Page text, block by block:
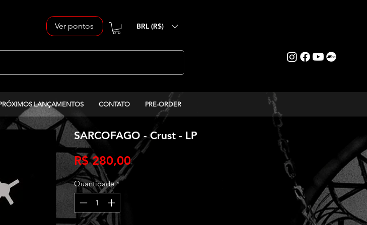
Ver pontos BRL (R$)
LANÇAMENTOS CONTATO PRE-ORDER
SARCOFAGO ‎- Crust - LP
R$ 280,00Preço
Quantidade *